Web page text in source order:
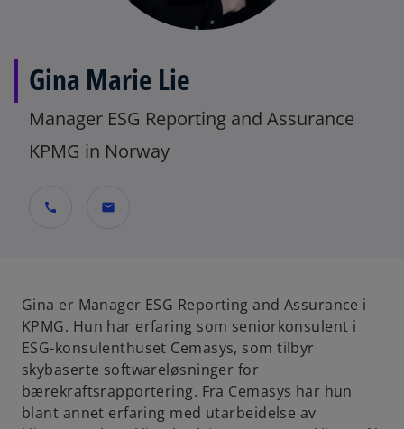
Gina Marie Lie
Manager ESG Reporting and Assurance
KPMG in Norway
call mail
Gina er Manager ESG Reporting and Assurance i
KPMG. Hun har erfaring som seniorkonsulent i
ESG-konsulenthuset Cemasys, som tilbyr
skybaserte softwareløsninger for
bærekraftsrapportering. Fra Cemasys har hun
blant annet erfaring med utarbeidelse av